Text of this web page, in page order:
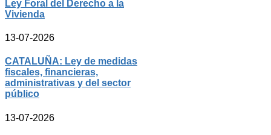
Ley Foral del Derecho a la
Vivienda
13-07-2026
CATALUÑA: Ley de medidas
fiscales, financieras,
administrativas y del sector
público
13-07-2026